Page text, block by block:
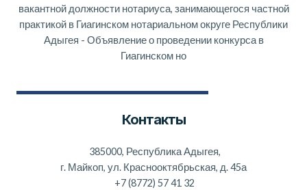
вакантной должности нотариуса, занимающегося частной
практикой в Гиагинском нотариальном округе Республики
Адыгея - Объявление о проведении конкурса в
Гиагинском но
Контакты
385000, Республика Адыгея,
г. Майкоп, ул. Краснооктябрьская, д. 45а
+7 (8772) 57 41 32